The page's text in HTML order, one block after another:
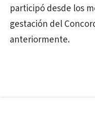
participó desde los
gestación del
anteriormente.